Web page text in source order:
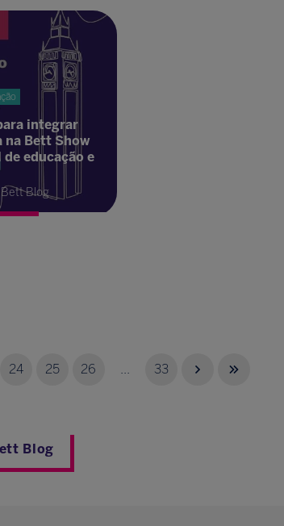
integrar
na Bett Show
educação e
Blog
24 25 26 33
Blog